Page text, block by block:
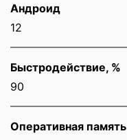
Андроид
12
Быстродействие, %
90
Оперативная память